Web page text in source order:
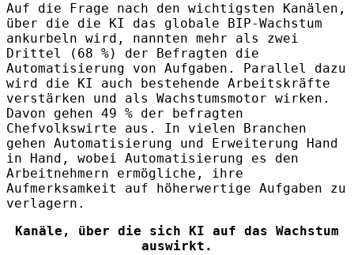
Auf die Frage nach den wichtigsten Kanälen,
über die die KI das globale BIP-Wachstum
ankurbeln wird, nannten mehr als zwei
Drittel (68 %) der Befragten die
Automatisierung von Aufgaben. Parallel dazu
wird die KI auch bestehende Arbeitskräfte
verstärken und als Wachstumsmotor wirken.
Davon gehen 49 % der befragten
Chefvolkswirte aus. In vielen Branchen
gehen Automatisierung und Erweiterung Hand
in Hand, wobei Automatisierung es den
Arbeitnehmern ermögliche, ihre
Aufmerksamkeit auf höherwertige Aufgaben zu
verlagern.
Kanäle, über die sich KI auf das Wachstum
auswirkt.